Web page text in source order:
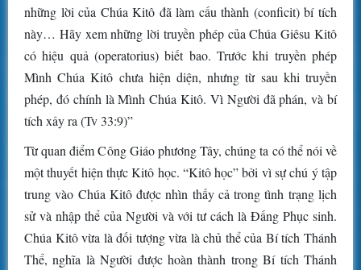
những lời của Chúa Kitô đã làm cấu thành (conficit) bí tích
này… Hãy xem những lời truyền phép của Chúa Giêsu Kitô
có hiệu quả (operatorius) biết bao. Trước khi truyền phép
Mình Chúa Kitô chưa hiện diện, nhưng từ sau khi truyền
phép, đó chính là Mình Chúa Kitô. Vì Người đã phán, và bí
tích xảy ra (Tv 33:9)”
Từ quan điểm Công Giáo phương Tây, chúng ta có thể nói về
một thuyết hiện thực Kitô học. “Kitô học” bởi vì sự chú ý tập
trung vào Chúa Kitô được nhìn thấy cả trong tình trạng lịch
sử và nhập thể của Người và với tư cách là Đấng Phục sinh.
Chúa Kitô vừa là đối tượng vừa là chủ thể của Bí tích Thánh
Thể, nghĩa là Người được hoàn thành trong Bí tích Thánh